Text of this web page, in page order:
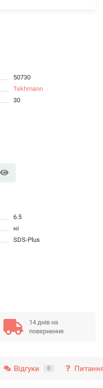
50730
Tekhmann
30
6.5
ні
SDS-Plus
14 днів на
повернення
Відгуки 0